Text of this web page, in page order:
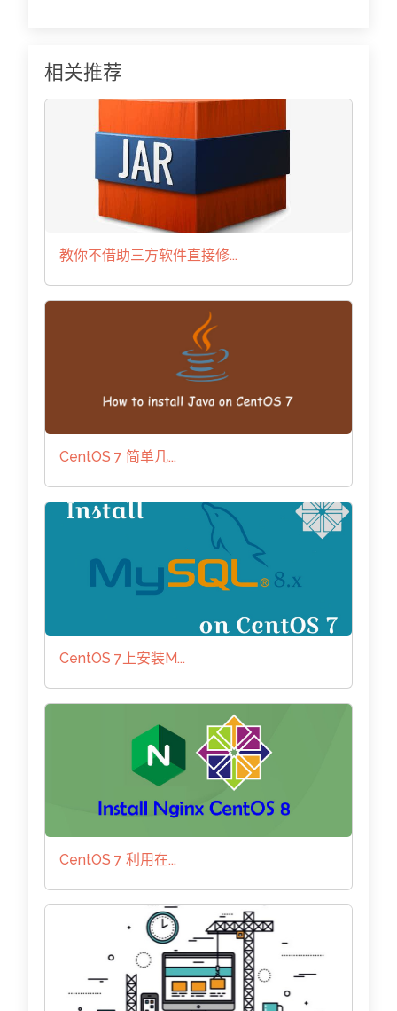
相关推荐
教你不借助三方软件直接修...
CentOS 7 简单几...
CentOS 7上安装M...
CentOS 7 利用在...